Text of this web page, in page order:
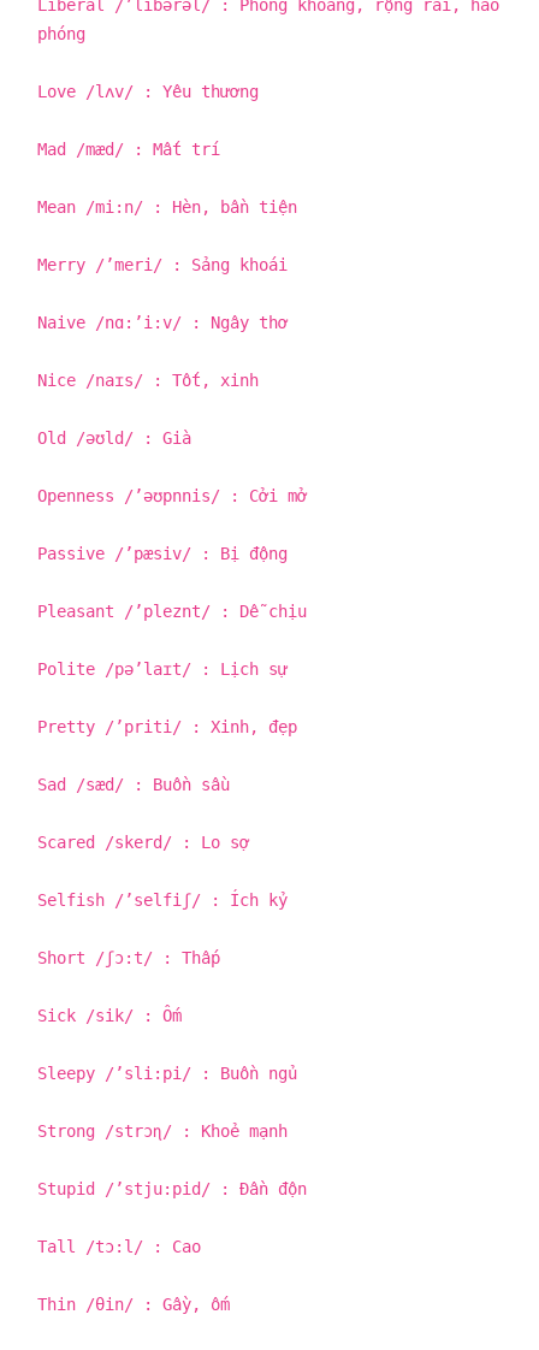
Liberal /’libərəl/ : Phóng khoáng, rộng rãi, hào
phóng
Love /lʌv/ : Yêu thương
Mad /mæd/ : Mất trí
Mean /mi:n/ : Hèn, bần tiện
Merry /’meri/ : Sảng khoái
Naive /nɑ:’i:v/ : Ngây thơ
Nice /naɪs/ : Tốt, xinh
Old /əʊld/ : Già
Openness /’əʊpnnis/ : Cởi mở
Passive /’pæsiv/ : Bị động
Pleasant /’pleznt/ : Dễ chịu
Polite /pə’laɪt/ : Lịch sự
Pretty /’priti/ : Xinh, đẹp
Sad /sæd/ : Buồn sầu
Scared /skerd/ : Lo sợ
Selfish /’selfiʃ/ : Ích kỷ
Short /ʃɔ:t/ : Thấp
Sick /sik/ : Ốm
Sleepy /’sli:pi/ : Buồn ngủ
Strong /strɔɳ/ : Khoẻ mạnh
Stupid /’stju:pid/ : Đần độn
Tall /tɔ:l/ : Cao
Thin /θin/ : Gầy, ốm